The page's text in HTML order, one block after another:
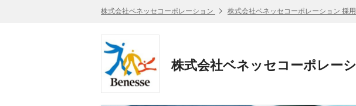
株式会社ベネッセコーポレーション 株式会社ベネッセコーポレーション 採
株式会社ベネッセコーポレー